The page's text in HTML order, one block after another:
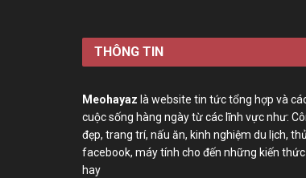
THÔNG TIN
Meohayaz là website tin tức tổng hợp và
cuộc sống hàng ngày từ các lĩnh vực như:
đẹp, trang trí, nấu ăn, kinh nghiệm du lịch,
facebook, máy tính cho đến những kiến
hay